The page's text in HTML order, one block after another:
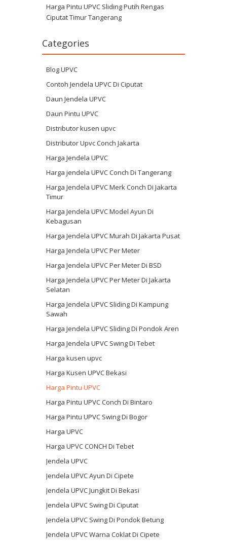
Harga Pintu UPVC Sliding Putih Rengas
Ciputat Timur Tangerang
Categories
Blog UPVC
Contoh Jendela UPVC Di Ciputat
Daun Jendela UPVC
Daun Pintu UPVC
Distributor kusen upvc
Distributor Upvc Conch Jakarta
Harga Jendela UPVC
Harga jendela UPVC Conch Di Tangerang
Harga Jendela UPVC Merk Conch Di Jakarta
Timur
Harga Jendela UPVC Model Ayun Di
Kebagusan
Harga Jendela UPVC Murah Di Jakarta Pusat
Harga Jendela UPVC Per Meter
Harga Jendela UPVC Per Meter Di BSD
Harga Jendela UPVC Per Meter Di Jakarta
Selatan
Harga Jendela UPVC Sliding Di Kampung
Sawah
Harga Jendela UPVC Sliding Di Pondok Aren
Harga Jendela UPVC Swing Di Tebet
Harga kusen upvc
Harga Kusen UPVC Bekasi
Harga Pintu UPVC
Harga Pintu UPVC Conch Di Bintaro
Harga Pintu UPVC Swing Di Bogor
Harga UPVC
Harga UPVC CONCH Di Tebet
Jendela UPVC
Jendela UPVC Ayun Di Cipete
Jendela UPVC Jungkit Di Bekasi
Jendela UPVC Swing Di Ciputat
Jendela UPVC Swing Di Pondok Betung
Jendela UPVC Warna Coklat Di Cipete